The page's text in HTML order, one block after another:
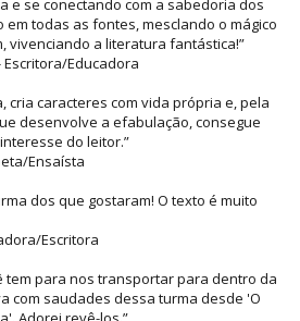
e se conectando com a sabedoria dos
em todas as fontes, mesclando o mágico
vivenciando a literatura fantástica!”
Educadora
cria caracteres com vida própria e, pela
desenvolve a efabulação, consegue
do leitor.”
Ensaísta
dos que gostaram! O texto é muito
Escritora
tem para nos transportar para dentro da
com saudades dessa turma desde 'O